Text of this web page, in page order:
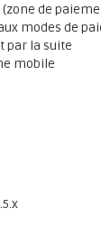
de
modes de
par la suite
mobile